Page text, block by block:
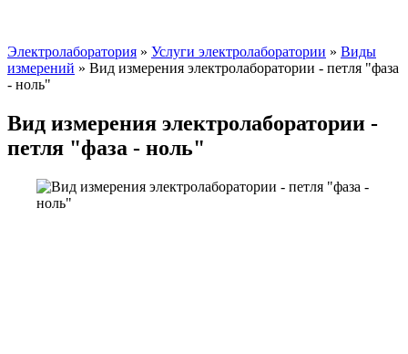
Электролаборатория » Услуги электролаборатории » Виды
измерений » Вид измерения электролаборатории - петля "фаза
- ноль"
Вид измерения электролаборатории -
петля "фаза - ноль"